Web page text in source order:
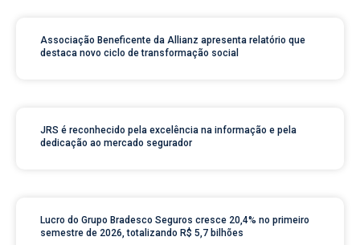
Associação Beneficente da Allianz apresenta relatório que
destaca novo ciclo de transformação social
JRS é reconhecido pela excelência na informação e pela
dedicação ao mercado segurador
Lucro do Grupo Bradesco Seguros cresce 20,4% no primeiro
semestre de 2026, totalizando R$ 5,7 bilhões